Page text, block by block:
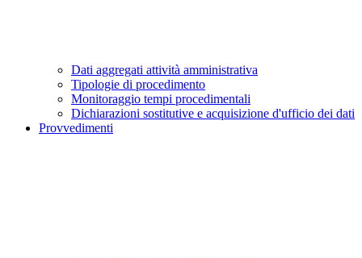
Dati aggregati attività amministrativa
Tipologie di procedimento
Monitoraggio tempi procedimentali
Dichiarazioni sostitutive e acquisizione d'ufficio dei dati
Provvedimenti